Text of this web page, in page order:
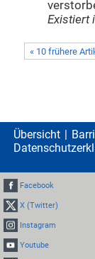
Existiert
« 10 frühere
Übersicht
Facebook
X (Twitter)
Instagram
Youtube